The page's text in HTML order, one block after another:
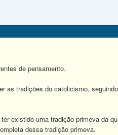
de pensamento.
as tradições do catolicismo,
existido uma tradição primeva da
dessa tradição primeva.